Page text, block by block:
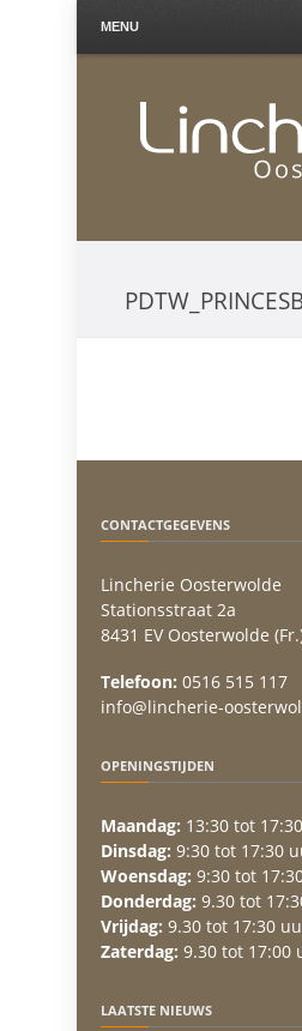
MENU
CONTACTGEGEVENS
Lincherie Oosterwolde
Stationsstraat 2a
8431 EV Oosterwolde
Telefoon: 0516 515 117
info@lincherie-
OPENINGSTIJDEN
Maandag: 13:30 tot
Dinsdag: 9:30 tot 17:30
Woensdag: 9:30 tot
Donderdag: 9.30 tot
Vrijdag: 9.30 tot 17:30
Zaterdag: 9.30 tot 17:00
LAATSTE NIEUWS